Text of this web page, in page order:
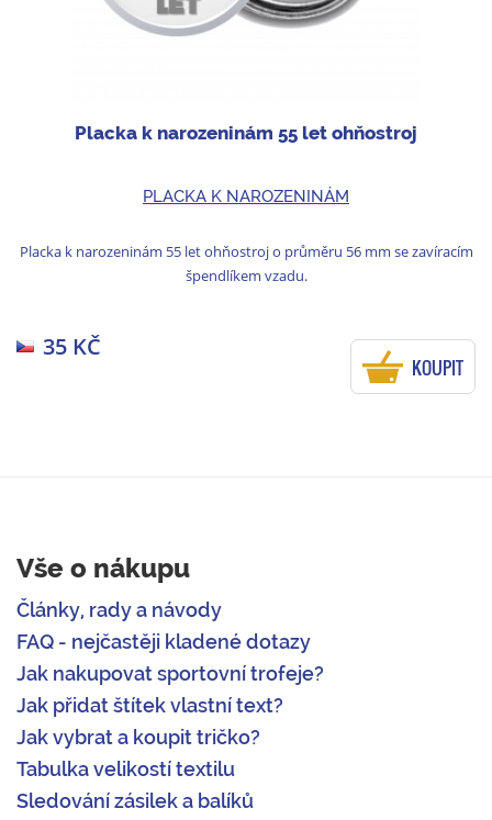
Placka k narozeninám 55 let ohňostroj
PLACKA K NAROZENINÁM
Placka k narozeninám 55 let ohňostroj o průměru 56 mm se zavíracím
špendlíkem vzadu.
35 KČ
KOUPIT
Vše o nákupu
Články, rady a návody
FAQ - nejčastěji kladené dotazy
Jak nakupovat sportovní trofeje?
Jak přidat štítek vlastní text?
Jak vybrat a koupit tričko?
Tabulka velikostí textilu
Sledování zásilek a balíků